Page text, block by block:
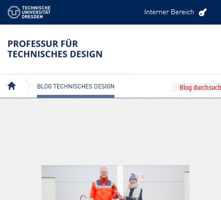
BEITRÄGE MIT DEM TAG: PARTICIPATORY DESIGN